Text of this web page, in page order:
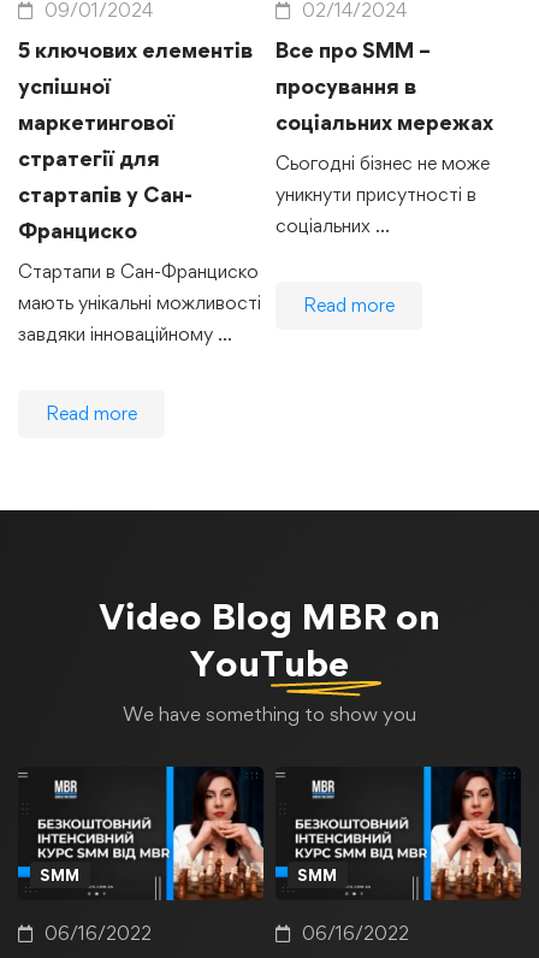
09/01/2024
5 ключових елементів
успішної
маркетингової
стратегії для
стартапів у Сан-
Франциско
Стартапи в Сан-Франциско
мають унікальні можливості
завдяки інноваційному …
Read more
02/14/2024
Все про SMM –
просування в
соціальних мережах
Сьогодні бізнес не може
уникнути присутності в
соціальних …
Read more
Video Blog MBR on
YouTube
We have something to show you
SMM
06/16/2022
SMM
06/16/2022